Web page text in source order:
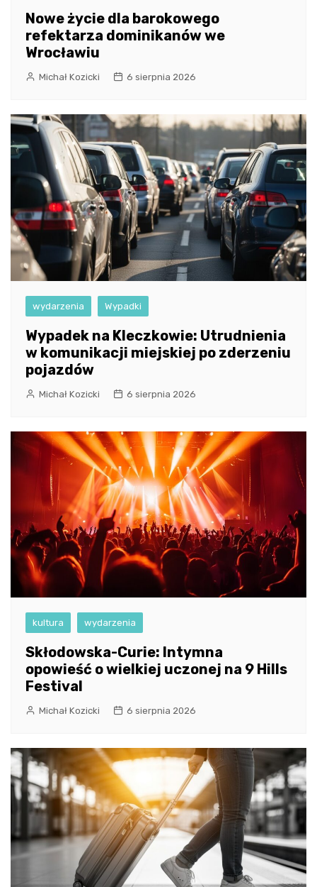
Nowe życie dla barokowego
refektarza dominikanów we
Wrocławiu
Michał Kozicki 6 sierpnia 2026
wydarzenia Wypadki
Wypadek na Kleczkowie: Utrudnienia
w komunikacji miejskiej po zderzeniu
pojazdów
Michał Kozicki 6 sierpnia 2026
kultura wydarzenia
Skłodowska-Curie: Intymna
opowieść o wielkiej uczonej na 9 Hills
Festival
Michał Kozicki 6 sierpnia 2026